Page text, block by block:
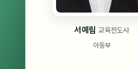
서예림 교육전도사
아동부